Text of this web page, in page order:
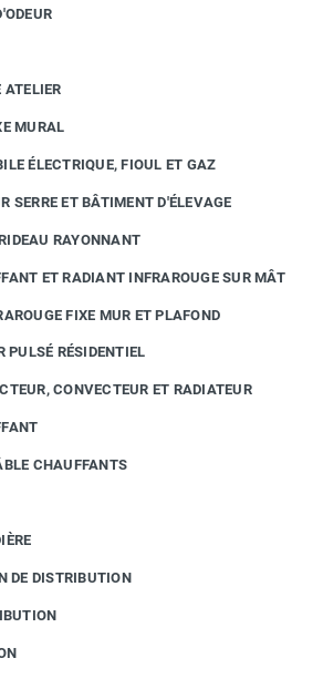
ATELIER
MURAL
ÉLECTRIQUE, FIOUL ET GAZ
SERRE ET BÂTIMENT D'ÉLEVAGE
RAYONNANT
ET RADIANT INFRAROUGE SUR MÂT
FIXE MUR ET PLAFOND
PULSÉ RÉSIDENTIEL
CONVECTEUR ET RADIATEUR
CHAUFFANTS
DE DISTRIBUTION